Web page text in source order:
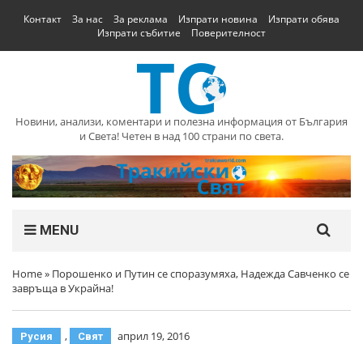
Контакт За нас За реклама Изпрати новина
Изпрати обява
Изпрати събитие
Поверителност
Новини, анализи, коментари и полезна информация от България
и Света! Четен в над 100 страни по света.
MENU
Home» Порошенко и Путин се споразумяха, Надежда Савченко се
завръща в Украйна!
Русия , Свят април 19, 2016